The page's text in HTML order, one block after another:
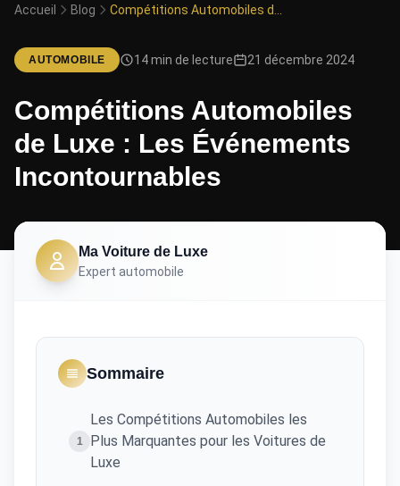
Accueil Blog
AUTOMOBILE 14 min de lecture 21 décembre 2024
Compétitions Automobiles
de Luxe : Les Événements
Incontournables
Ma Voiture de Luxe
Expert automobile
Sommaire
1
Les Compétitions Automobiles les
Plus Marquantes pour les Voitures de
Luxe